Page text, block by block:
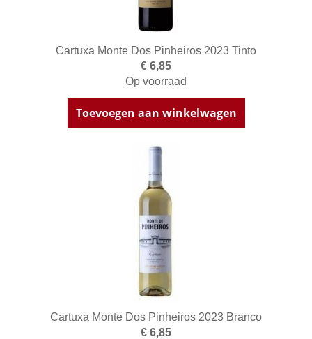
Cartuxa Monte Dos Pinheiros 2023 Tinto
€ 6,85
Op voorraad
Toevoegen aan winkelwagen
Cartuxa Monte Dos Pinheiros 2023 Branco
€ 6,85